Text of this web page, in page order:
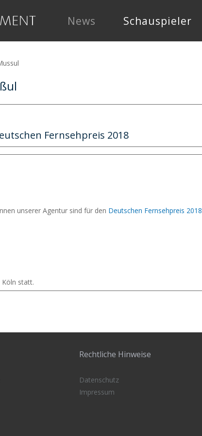
News Schauspieler
Fernsehpreis 2018
unserer Agentur sind für den Deutschen Fernsehpreis 2018
Köln statt.
Rechtliche Hinweise
Datenschutz
Impressum